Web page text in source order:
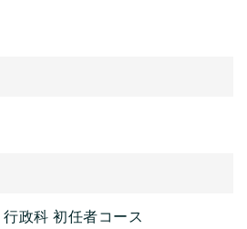
行政科 初任者コース